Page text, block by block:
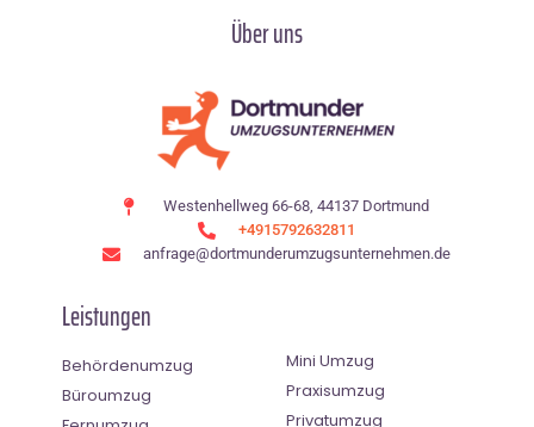
Über uns
Westenhellweg 66-68, 44137 Dortmund
+4915792632811
anfrage@dortmunderumzugsunternehmen.de
Leistungen
Behördenumzug
Büroumzug
Mini Umzug
Praxisumzug
Privatumzug